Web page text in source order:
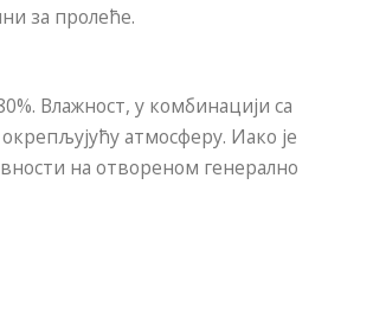
за пролеће.
Влажност, у комбинацији са
атмосферу. Иако је
на отвореном генерално